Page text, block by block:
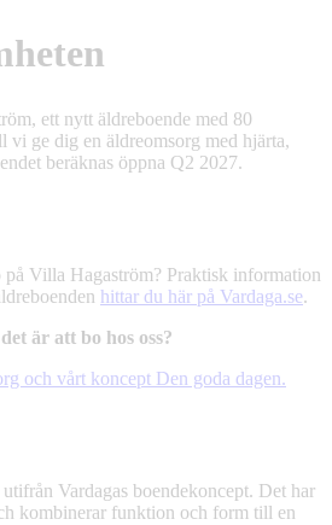
ett nytt äldreboende med 80
vi ge dig en äldreomsorg med hjärta,
beräknas öppna Q2 2027.
på Villa Hagaström? Praktisk information
hittar du här på Vardaga.se.
är att bo hos oss?
och vårt koncept Den goda dagen.
Vardagas boendekoncept. Det har
kombinerar funktion och form till en